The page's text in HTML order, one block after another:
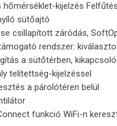
hőmérséklet-kijelzés
sütőajtó
csillapított záródás,
rendszer:
a sütőtérben,
telítettség-kijelzéssel
a párolótéren belül
funkció WiFi-n